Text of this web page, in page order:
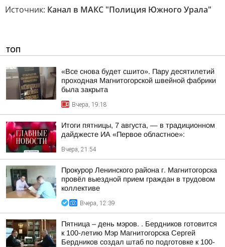
Источник: Канал в МАКС "Полиция Южного Урала"
ТОП
«Все снова будет сшито». Пару десятилетий
проходная Магнитогорской швейной фабрики
была закрыта
Вчера, 19:18
Итоги пятницы, 7 августа, — в традиционном
дайджесте ИА «Первое областное»:
Вчера, 21:54
Прокурор Ленинского района г. Магнитогорска
провёл выездной прием граждан в трудовом
коллективе
Вчера, 12:39
Пятница – день мэров. . Бердников готовится
к 100-летию Мэр Магнитогорска Сергей
Бердников создал штаб по подготовке к 100-